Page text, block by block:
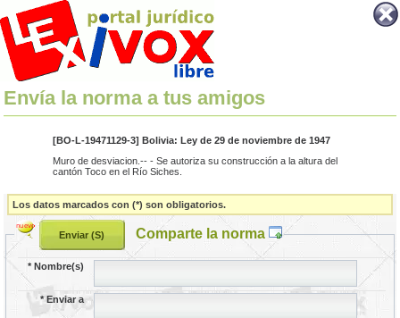
Envía la norma a tus amigos
[BO-L-19471129-3] Bolivia: Ley de 29 de noviembre de 1947
Muro de desviacion.-- - Se autoriza su construcción a la altura del
cantón Toco en el Río Siches.
Los datos marcados con (*) son obligatorios.
Comparte la norma
*Nombre(s)
*Enviar a